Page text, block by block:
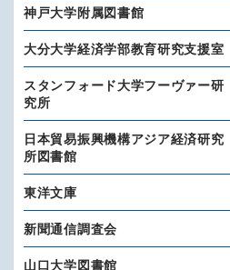
神戸大学附属図書館
大分大学経済学部教育研究支援室
スタンフォード大学フーヴァー研
究所
日本貿易振興機構アジア経済研究
所図書館
東洋文庫
新聞通信調査会
山口大学図書館